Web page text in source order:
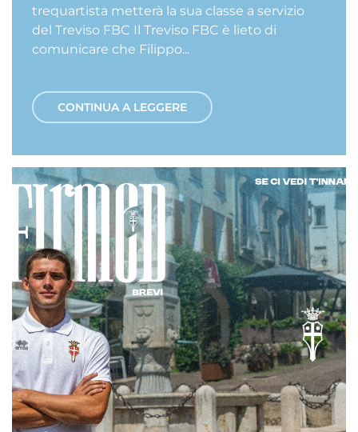
trequartista metterà la sua classe a servizio
del Treviso FBC Il Treviso FBC è lieto di
comunicare che Filippo...
CONTINUA A LEGGERE